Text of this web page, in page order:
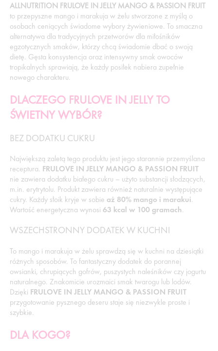
ALLNUTRITION FRULOVE IN JELLY MANGO & PASSION FRUIT
to przepyszne mango i marakuja w żelu stworzone z myślą o
osobach ceniących świadome wybory żywieniowe. To smaczna
alternatywa dla tradycyjnych przetworów dla miłośników
egzotycznych smaków, którzy chcą świadomie dbać o swoją
dietę. Gęsta konsystencja oraz intensywny smak owoców
tropikalnych sprawiają, że każdy posiłek nabiera zupełnie
nowego charakteru.
DLACZEGO FRULOVE IN JELLY TO
ŚWIETNY WYBÓR?
BEZ DODATKU CUKRU
Największą zaletą tego produktu jest jego starannie przemyślana
receptura. FRULOVE IN JELLY MANGO & PASSION FRUIT
nie zawiera dodatku białego cukru – użyto substancji słodzących,
m.in. erytrytolu. Produkt zawiera również naturalnie występujące
cukry. Każdy słoik kryje w sobie aż 80% mango i marakui.
Wartość energetyczna wynosi 63 kcal w 100 gramach.
WSZECHSTRONNY DODATEK W KUCHNI
To mango i marakuja w żelu sprawdzą się w kuchni na dziesiątki
różnych sposobów. To fantastyczny dodatek do porannej
owsianki, chrupiących gofrów, puszystych naleśników czy jogurtu
naturalnego. Znakomicie urozmaici smak twarogu lub lodów.
Dzięki FRULOVE IN JELLY MANGO & PASSION FRUIT
przygotowanie pysznego deseru staje się niezwykle proste i
szybkie.
DLA KOGO?